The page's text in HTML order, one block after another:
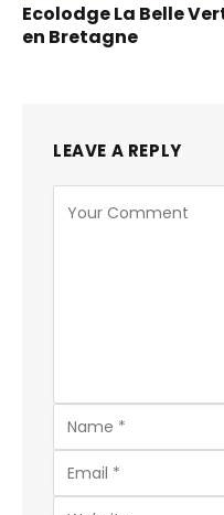
Ecolodge La Belle
en Bretagne
LEAVE A REPLY